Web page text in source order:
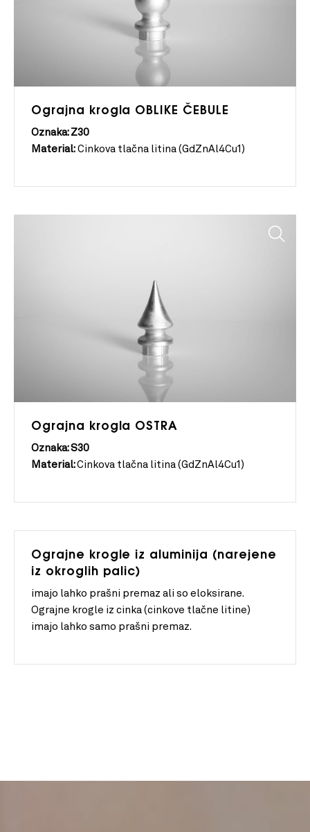
Ograjna krogla OBLIKE ČEBULE
Oznaka: Z30
Material: Cinkova tlačna litina (GdZnAl4Cu1)
Ograjna krogla OSTRA
Oznaka: S30
Material: Cinkova tlačna litina (GdZnAl4Cu1)
Ograjne krogle iz aluminija (narejene
iz okroglih palic)
imajo lahko prašni premaz ali so eloksirane.
Ograjne krogle iz cinka (cinkove tlačne litine)
imajo lahko samo prašni premaz.